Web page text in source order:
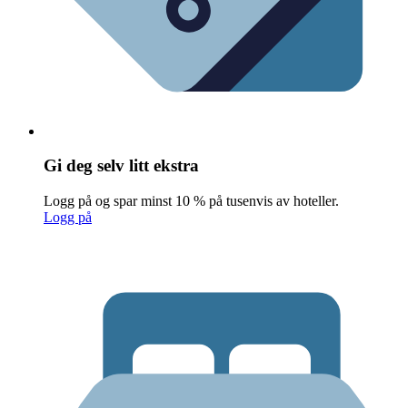
Gi deg selv litt ekstra
Logg på og spar minst 10 % på tusenvis av hoteller.
Logg på